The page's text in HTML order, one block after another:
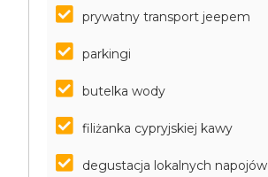
prywatny transport jeepem
parkingi
butelka wody
filiżanka cypryjskiej kawy
degustacja lokalnych napojów